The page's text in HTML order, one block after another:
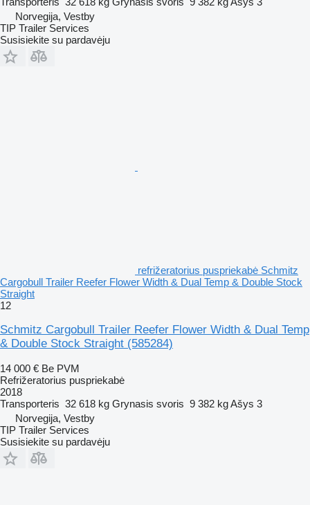
Norvegija, Vestby
TIP Trailer Services
Susisiekite su pardavėju
refrižeratorius puspriekabė Schmitz
Cargobull Trailer Reefer Flower Width & Dual Temp & Double Stock
Straight
12
Schmitz Cargobull Trailer Reefer Flower Width & Dual Temp
& Double Stock Straight (585284)
14 000 € Be PVM
Refrižeratorius puspriekabė
2018
Transporteris 32 618 kg Grynasis svoris 9 382 kgAšys 3
Norvegija, Vestby
TIP Trailer Services
Susisiekite su pardavėju